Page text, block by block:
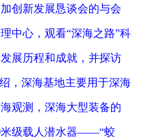
创新发展恳谈会的与会
中心，观看“深海之路”科
展历程和成就，并探访
，深海基地主要用于深海
观测，深海大型装备的
米级载人潜水器——“蛟